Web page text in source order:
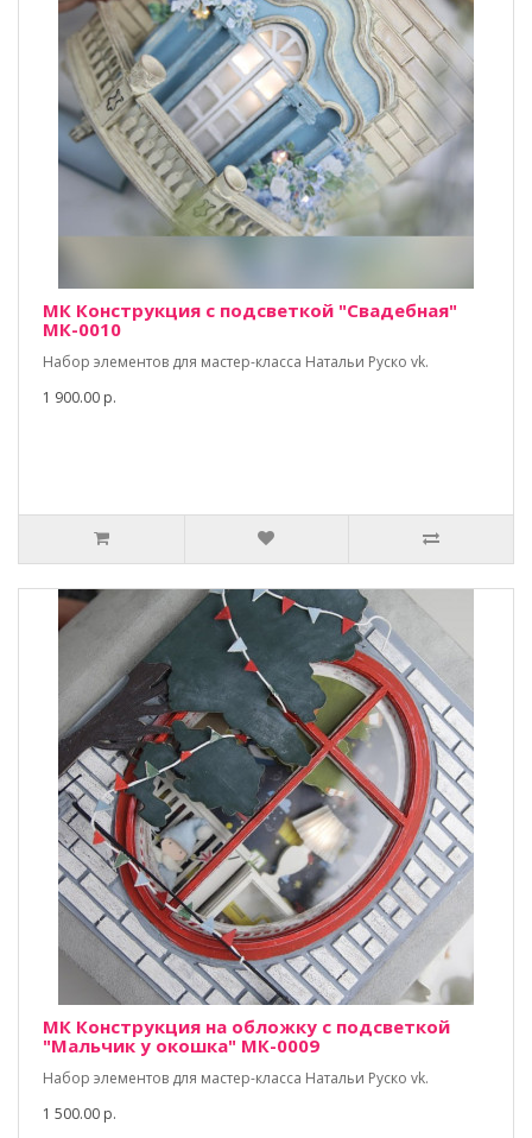
МК Конструкция с подсветкой "Свадебная"
МК-0010
Набор элементов для мастер-класса Натальи Руско vk.
1 900.00 р.
МК Конструкция на обложку с подсветкой
"Мальчик у окошка" МК-0009
Набор элементов для мастер-класса Натальи Руско vk.
1 500.00 р.